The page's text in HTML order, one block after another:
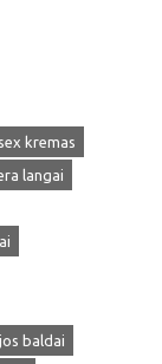
kremas
langai
baldai